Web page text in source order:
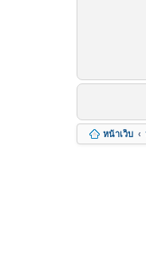
หน้าเว็บ